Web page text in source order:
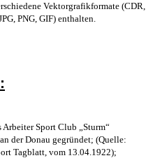
Vektorgrafikformate (CDR,
PNG, GIF) enthalten.
Arbeiter Sport Club „Sturm“
der Donau gegründet; (Quelle:
Tagblatt, vom 13.04.1922);